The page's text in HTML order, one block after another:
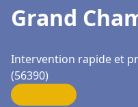
Grand
Intervention rapide et
(56390)